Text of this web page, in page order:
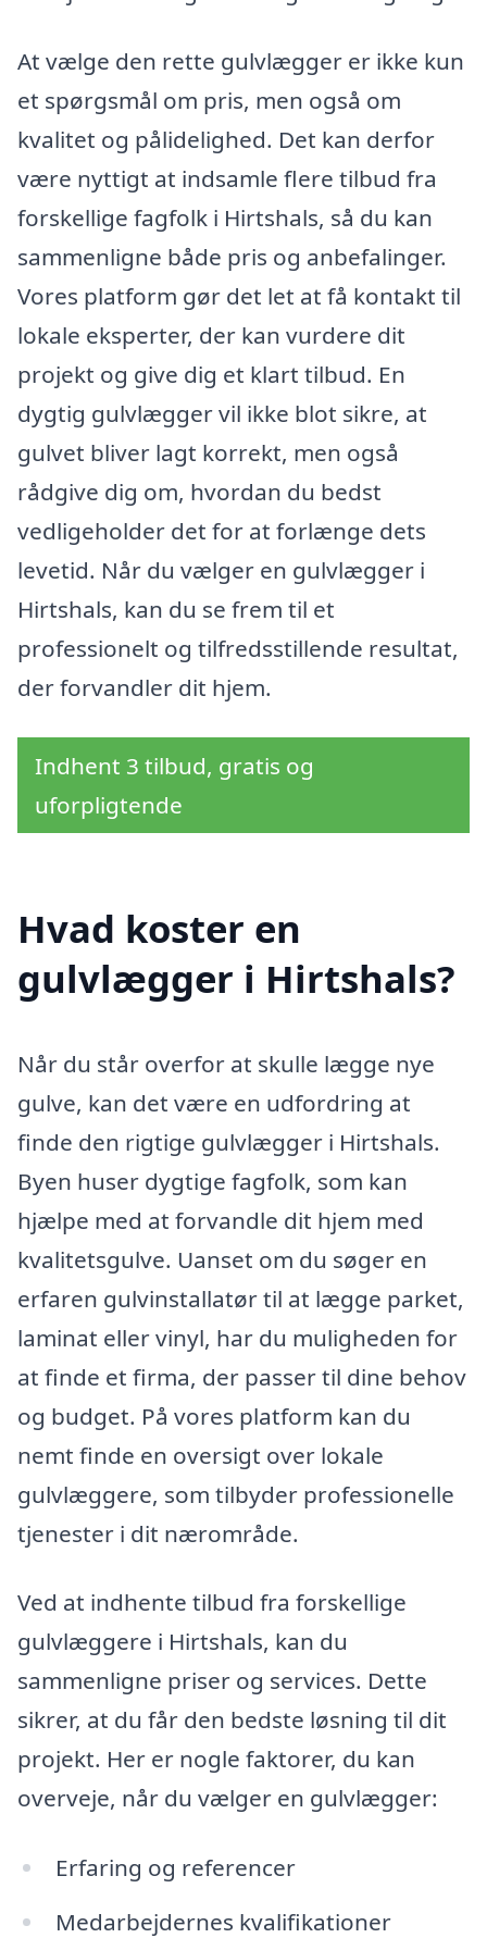
At vælge den rette gulvlægger er ikke kun
et spørgsmål om pris, men også om
kvalitet og pålidelighed. Det kan derfor
være nyttigt at indsamle flere tilbud fra
forskellige fagfolk i Hirtshals, så du kan
sammenligne både pris og anbefalinger.
Vores platform gør det let at få kontakt til
lokale eksperter, der kan vurdere dit
projekt og give dig et klart tilbud. En
dygtig gulvlægger vil ikke blot sikre, at
gulvet bliver lagt korrekt, men også
rådgive dig om, hvordan du bedst
vedligeholder det for at forlænge dets
levetid. Når du vælger en gulvlægger i
Hirtshals, kan du se frem til et
professionelt og tilfredsstillende resultat,
der forvandler dit hjem.
Indhent 3 tilbud, gratis og
uforpligtende
Hvad koster en
gulvlægger i Hirtshals?
Når du står overfor at skulle lægge nye
gulve, kan det være en udfordring at
finde den rigtige gulvlægger i Hirtshals.
Byen huser dygtige fagfolk, som kan
hjælpe med at forvandle dit hjem med
kvalitetsgulve. Uanset om du søger en
erfaren gulvinstallatør til at lægge parket,
laminat eller vinyl, har du muligheden for
at finde et firma, der passer til dine behov
og budget. På vores platform kan du
nemt finde en oversigt over lokale
gulvlæggere, som tilbyder professionelle
tjenester i dit nærområde.
Ved at indhente tilbud fra forskellige
gulvlæggere i Hirtshals, kan du
sammenligne priser og services. Dette
sikrer, at du får den bedste løsning til dit
projekt. Her er nogle faktorer, du kan
overveje, når du vælger en gulvlægger:
Erfaring og referencer
Medarbejdernes kvalifikationer